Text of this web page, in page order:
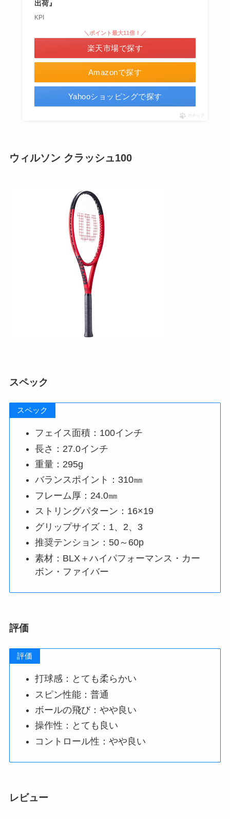
出荷』
KPI
Amazonで探す
＼ポイント最大11倍！／
楽天市場で探す
Yahooショッピングで探す
ポチップ
ウィルソン クラッシュ100
スペック
スペック
フェイス面積：100インチ
長さ：27.0インチ
重量：295g
バランスポイント：310㎜
フレーム厚：24.0㎜
ストリングパターン：16×19
グリップサイズ：1、2、3
推奨テンション：50～60p
素材：BLX＋ハイパフォーマンス・カー
ボン・ファイバー
評価
評価
打球感：とても柔らかい
スピン性能：普通
ボールの飛び：やや良い
操作性：とても良い
コントロール性：やや良い
レビュー